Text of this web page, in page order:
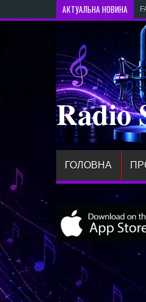
АКТУАЛЬНА НОВИНА
Radio
ГОЛОВНА